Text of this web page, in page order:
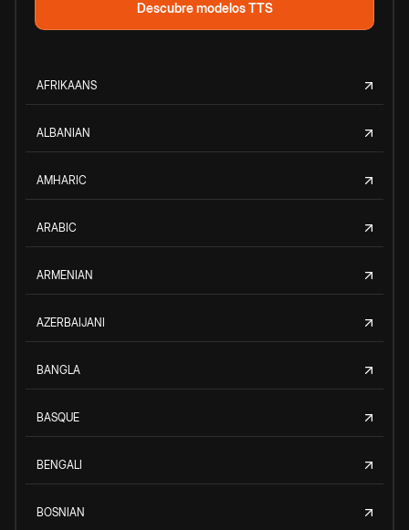
Descubre modelos TTS
AFRIKAANS
ALBANIAN
AMHARIC
ARABIC
ARMENIAN
AZERBAIJANI
BANGLA
BASQUE
BENGALI
BOSNIAN